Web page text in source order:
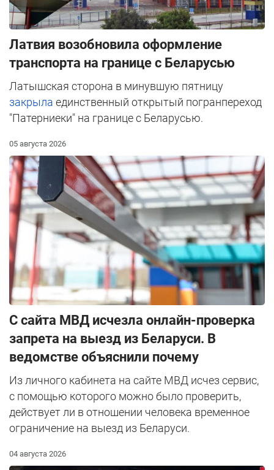
Латвия возобновила оформление
транспорта на границе с Беларусью
Латышская сторона в минувшую пятницу
закрыла единственный открытый погранпереход
"Патерниеки" на границе с Беларусью.
05 августа 2026
С сайта МВД исчезла онлайн-проверка
запрета на выезд из Беларуси. В
ведомстве объяснили почему
Из личного кабинета на сайте МВД исчез сервис,
с помощью которого можно было проверить,
действует ли в отношении человека временное
ограничение на выезд из Беларуси.
04 августа 2026